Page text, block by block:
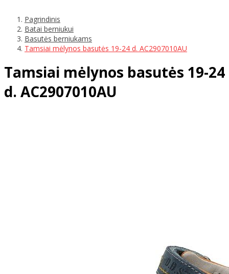
Pagrindinis
Batai berniukui
Basutės berniukams
Tamsiai mėlynos basutės 19-24 d. AC2907010AU
Tamsiai mėlynos basutės 19-24
d. AC2907010AU